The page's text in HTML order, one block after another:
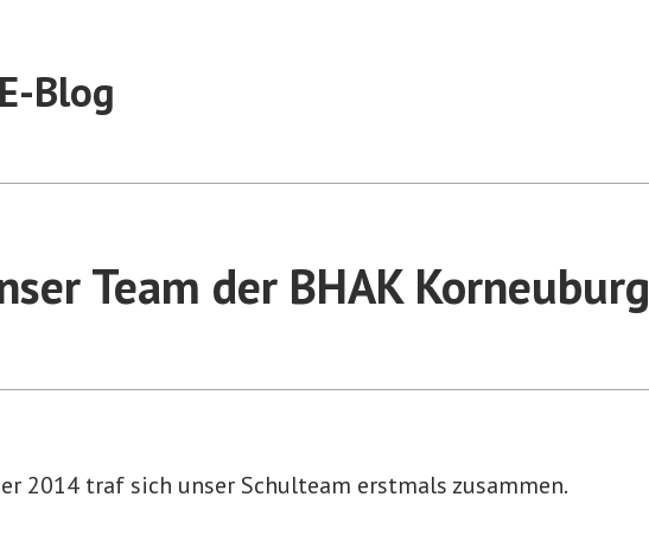
Blog
Team der BHAK Korneuburg
2014 traf sich unser Schulteam erstmals zusammen.